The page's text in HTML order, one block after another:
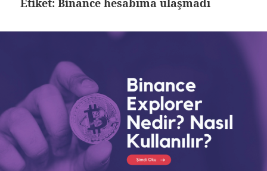
Etiket:Binance hesabıma ulaşmadı